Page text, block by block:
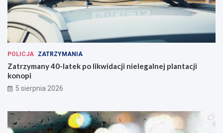
POLICJA ZATRZYMANIA
Zatrzymany 40-latek po likwidacji nielegalnej plantacji
konopi
5 sierpnia 2026